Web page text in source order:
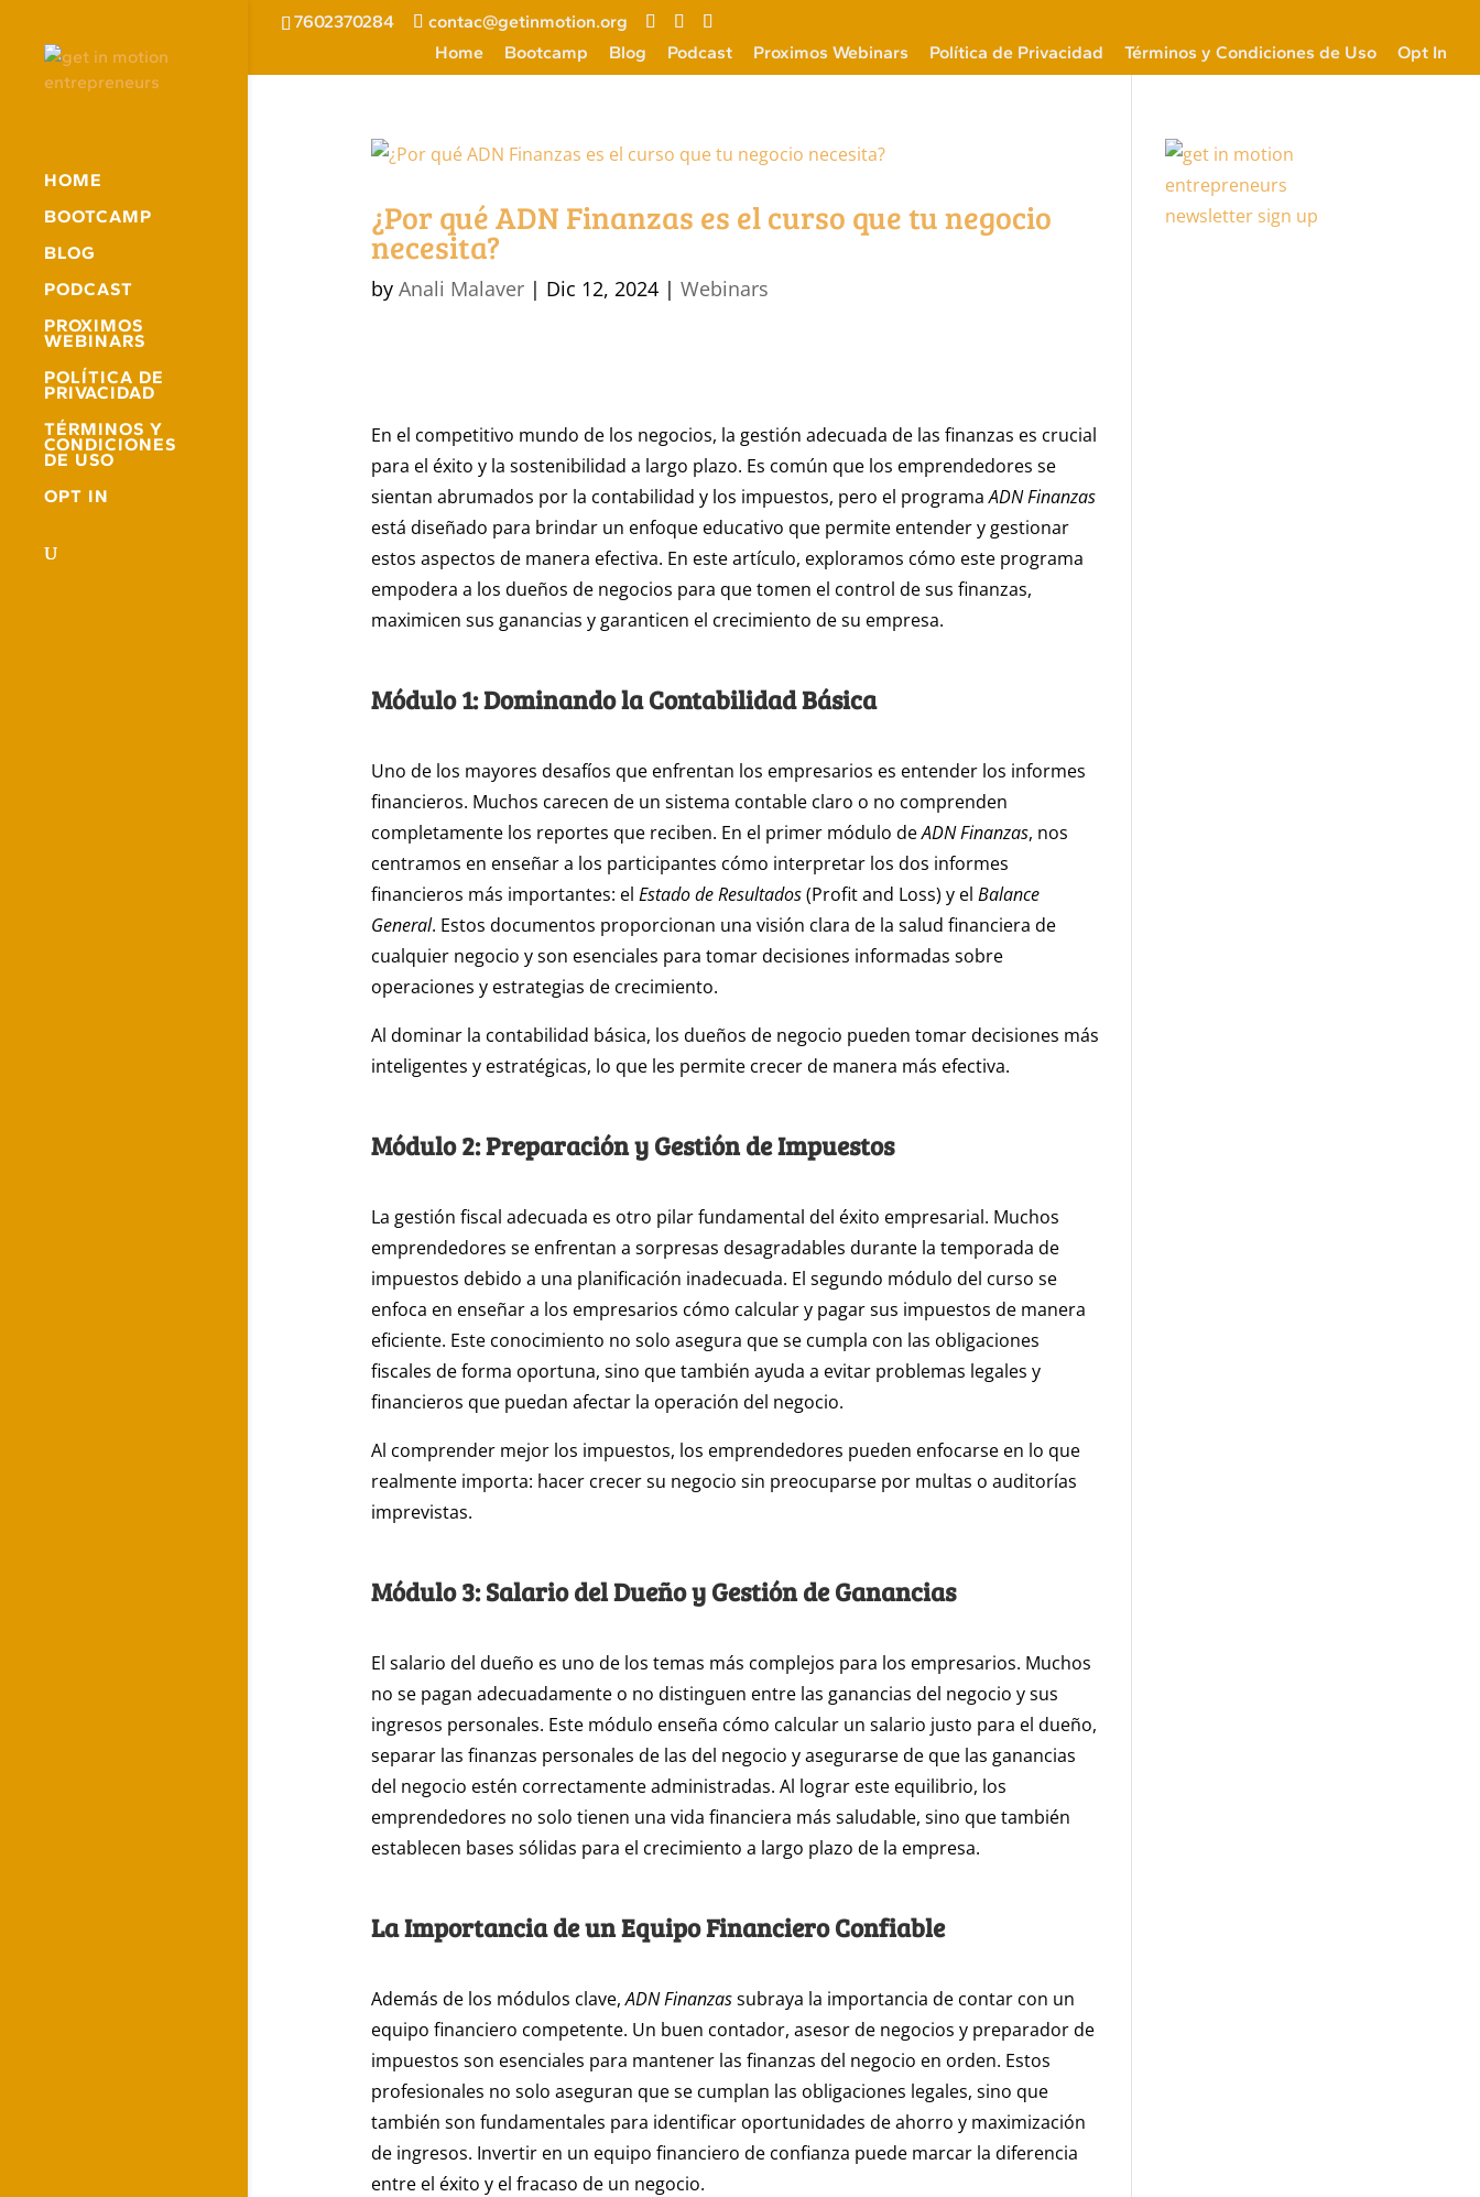
7602370284
contac@getinmotion.org
Home
Bootcamp Blog Podcast Proximos Webinars Política de Privacidad Términos y Condiciones de Uso Opt In
HOME
BOOTCAMP
BLOG
PODCAST
PROXIMOS
WEBINARS
POLÍTICA DE
PRIVACIDAD
TÉRMINOS Y
CONDICIONES
DE USO
OPT IN
¿Por qué ADN Finanzas es el curso que tu negocio
necesita?
by Anali Malaver| Dic 12, 2024| Webinars
En el competitivo mundo de los negocios, la gestión adecuada de las finanzas es crucial
para el éxito y la sostenibilidad a largo plazo. Es común que los emprendedores se
sientan abrumados por la contabilidad y los impuestos, pero el programaADN Finanzas
está diseñado para brindar un enfoque educativo que permite entender y gestionar
estos aspectos de manera efectiva. En este artículo, exploramos cómo este programa
empodera a los dueños de negocios para que tomen el control de sus finanzas,
maximicen sus ganancias y garanticen el crecimiento de su empresa.
Módulo 1: Dominando la Contabilidad Básica
Uno de los mayores desafíos que enfrentan los empresarios es entender los informes
financieros. Muchos carecen de un sistema contable claro o no comprenden
completamente los reportes que reciben. En el primer módulo deADN Finanzas, nos
centramos en enseñar a los participantes cómo interpretar los dos informes
financieros más importantes: el Estado de Resultados(Profit and Loss) y el Balance
General. Estos documentos proporcionan una visión clara de la salud financiera de
cualquier negocio y son esenciales para tomar decisiones informadas sobre
operaciones y estrategias de crecimiento.
Al dominar la contabilidad básica, los dueños de negocio pueden tomar decisiones más
inteligentes y estratégicas, lo que les permite crecer de manera más efectiva.
Módulo 2: Preparación y Gestión de Impuestos
La gestión fiscal adecuada es otro pilar fundamental del éxito empresarial. Muchos
emprendedores se enfrentan a sorpresas desagradables durante la temporada de
impuestos debido a una planificación inadecuada. El segundo módulo del curso se
enfoca en enseñar a los empresarios cómo calcular y pagar sus impuestos de manera
eficiente. Este conocimiento no solo asegura que se cumpla con las obligaciones
fiscales de forma oportuna, sino que también ayuda a evitar problemas legales y
financieros que puedan afectar la operación del negocio.
Al comprender mejor los impuestos, los emprendedores pueden enfocarse en lo que
realmente importa: hacer crecer su negocio sin preocuparse por multas o auditorías
imprevistas.
Módulo 3: Salario del Dueño y Gestión de Ganancias
El salario del dueño es uno de los temas más complejos para los empresarios. Muchos
no se pagan adecuadamente o no distinguen entre las ganancias del negocio y sus
ingresos personales. Este módulo enseña cómo calcular un salario justo para el dueño,
separar las finanzas personales de las del negocio y asegurarse de que las ganancias
del negocio estén correctamente administradas. Al lograr este equilibrio, los
emprendedores no solo tienen una vida financiera más saludable, sino que también
establecen bases sólidas para el crecimiento a largo plazo de la empresa.
La Importancia de un Equipo Financiero Confiable
Además de los módulos clave,ADN Finanzassubraya la importancia de contar con un
equipo financiero competente. Un buen contador, asesor de negocios y preparador de
impuestos son esenciales para mantener las finanzas del negocio en orden. Estos
profesionales no solo aseguran que se cumplan las obligaciones legales, sino que
también son fundamentales para identificar oportunidades de ahorro y maximización
de ingresos. Invertir en un equipo financiero de confianza puede marcar la diferencia
entre el éxito y el fracaso de un negocio.